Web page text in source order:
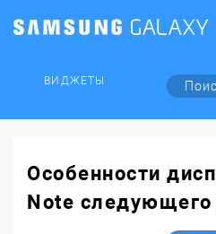
ВИДЖЕТЫ
Особенности
Note следующего